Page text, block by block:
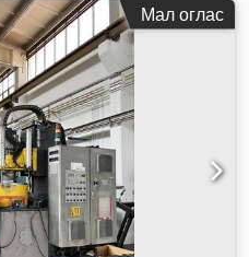
Мал оглас